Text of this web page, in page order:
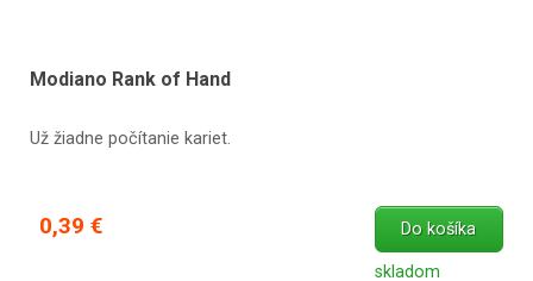
Modiano Rank of Hand
Už žiadne počítanie kariet.
0,39 € Do košíka
skladom